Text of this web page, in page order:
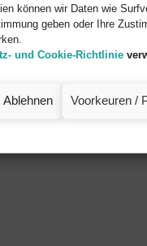
können wir Daten wie
geben oder Ihre
und Cookie-Richtlinie
Voorkeuren /